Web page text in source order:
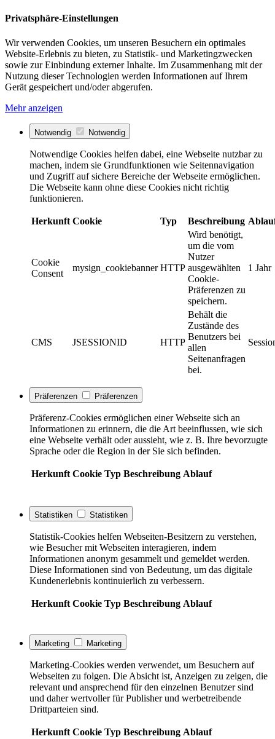
Privatsphäre-Einstellungen
Wir verwenden Cookies, um unseren Besuchern ein optimales
Website-Erlebnis zu bieten, zu Statistik- und Marketingzwecken
sowie zur Einbindung externer Inhalte. Im Zusammenhang mit der
Nutzung dieser Technologien werden Informationen auf Ihrem
Gerät gespeichert und/oder abgerufen.
Mehr anzeigen
Notwendig Notwendig
Notwendige Cookies helfen dabei, eine Webseite nutzbar zu
machen, indem sie Grundfunktionen wie Seitennavigation
und Zugriff auf sichere Bereiche der Webseite ermöglichen.
Die Webseite kann ohne diese Cookies nicht richtig
funktionieren.
Herkunft Cookie Typ Beschreibung
Cookie
Consent
mysign_cookiebanner HTTP
Wird benötigt,
um die vom
Nutzer
ausgewählten
Cookie-
Präferenzen zu
speichern.
1 Jahr
CMS JSESSIONID HTTP
Behält die
Zustände des
Benutzers bei
allen
Seitenanfragen
bei.
Präferenzen Präferenzen
Präferenz-Cookies ermöglichen einer Webseite sich an
Informationen zu erinnern, die die Art beeinflussen, wie sich
eine Webseite verhält oder aussieht, wie z. B. Ihre bevorzugte
Sprache oder die Region in der Sie sich befinden.
Herkunft Cookie Typ Beschreibung Ablauf
Statistiken Statistiken
Statistik-Cookies helfen Webseiten-Besitzern zu verstehen,
wie Besucher mit Webseiten interagieren, indem
Informationen anonym gesammelt und gemeldet werden.
Diese Informationen sind von Bedeutung, um das digitale
Kundenerlebnis kontinuierlich zu verbessern.
Herkunft Cookie Typ Beschreibung Ablauf
Marketing Marketing
Marketing-Cookies werden verwendet, um Besuchern auf
Webseiten zu folgen. Die Absicht ist, Anzeigen zu zeigen, die
relevant und ansprechend für den einzelnen Benutzer sind
und daher wertvoller für Publisher und werbetreibende
Drittparteien sind.
Herkunft Cookie Typ Beschreibung Ablauf